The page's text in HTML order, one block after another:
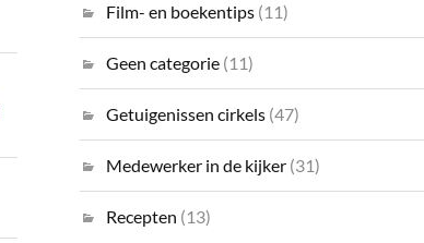
Film- en boekentips (11)
Geen categorie (11)
Getuigenissen cirkels (47)
Medewerker in de kijker (31)
Recepten (13)